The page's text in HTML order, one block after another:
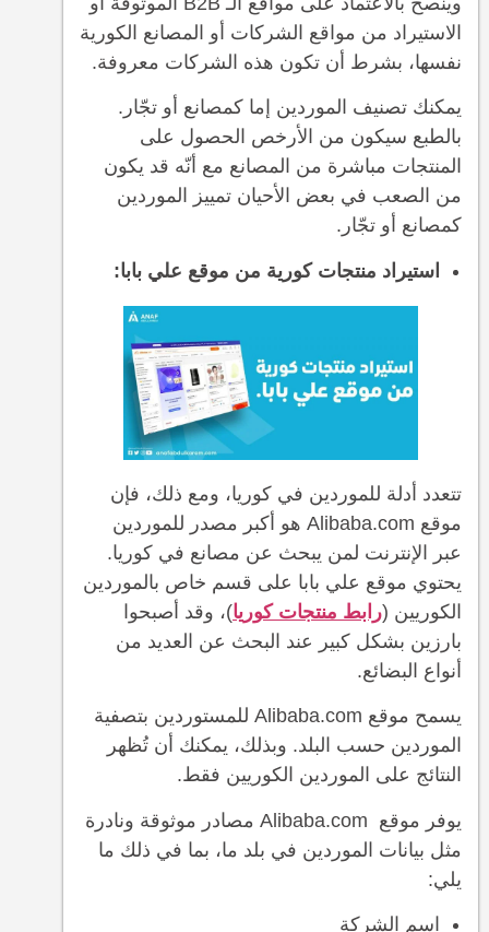
الاستيراد من مواقع الشركات أو المصانع الكورية
نفسها، بشرط أن تكون هذه الشركات معروفة.
يمكنك تصنيف الموردين إما كمصانع أو تجّار.
بالطبع سيكون من الأرخص الحصول على
المنتجات مباشرة من المصانع مع أنّه قد يكون
من الصعب في بعض الأحيان تمييز الموردين
كمصانع أو تجّار.
استيراد منتجات كورية من موقع علي بابا:
تتعدد أدلة للموردين في كوريا، ومع ذلك، فإن
موقع Alibaba.com هو أكبر مصدر للموردين
عبر الإنترنت لمن يبحث عن مصانع في كوريا.
يحتوي موقع علي بابا على قسم خاص بالموردين
الكوريين (رابط منتجات كوريا)، وقد أصبحوا
بارزين بشكل كبير عند البحث عن العديد من
أنواع البضائع.
يسمح موقع Alibaba.com للمستوردين بتصفية
الموردين حسب البلد. وبذلك، يمكنك أن تُظهر
النتائج على الموردين الكوريين فقط.
يوفر موقع Alibaba.com مصادر موثوقة ونادرة
مثل بيانات الموردين في بلد ما، بما في ذلك ما
يلي:
اسم الشركة